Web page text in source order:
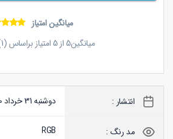
میانگین امتیاز
میانگین5از5امتیاز براساس (1
انتشار : دوشنبه 31 خرداد 1400
مد رنگ : RGB